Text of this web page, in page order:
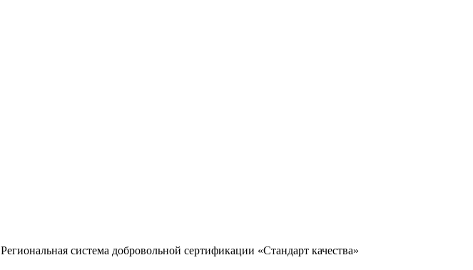
Региональная система добровольной сертификации «Стандарт качества»